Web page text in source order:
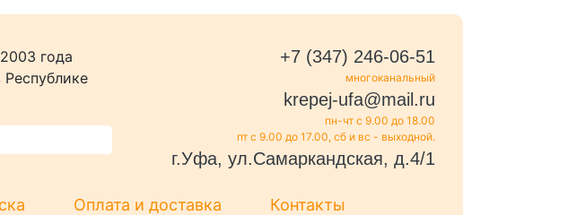
года
+7 (347) 246-06-51
многоканальный
krepej-ufa@mail.ru
пн-чт с 9.00 до 18.00
пт с 9.00 до 17.00, сб и вс - выходной.
г.Уфа, ул.Самаркандская, д.4/1
Оплата и доставка Контакты